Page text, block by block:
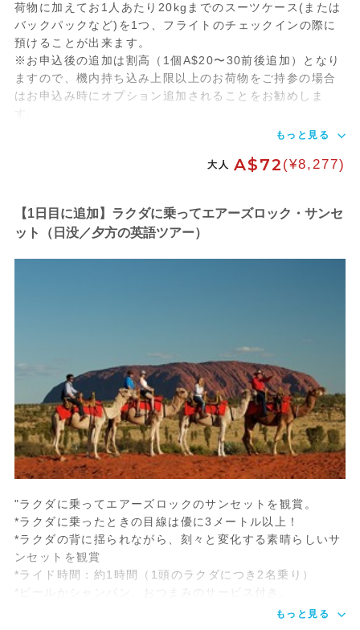
荷物に加えてお1人あたり20kgまでのスーツケース(または
バックパックなど)を1つ、フライトのチェックインの際に
預けることが出来ます。
※お申込後の追加は割高（1個A$20〜30前後追加）となり
ますので、機内持ち込み上限以上のお荷物をご持参の場合
はお申込み時にオプション追加されることをお勧めしま
もっと見る
大人 A$72 (¥8,277)
【1日目に追加】ラクダに乗ってエアーズロック・サンセ
ット（日没／夕方の英語ツアー）
"ラクダに乗ってエアーズロックのサンセットを観賞。
*ラクダに乗ったときの目線は優に3メートル以上！
*ラクダの背に揺られながら、刻々と変化する素晴らしいサ
ンセットを観賞
*ライド時間：約1時間（1頭のラクダにつき2名乗り）
*ビールかシャンパン、おつまみのサービス付き。
もっと見る